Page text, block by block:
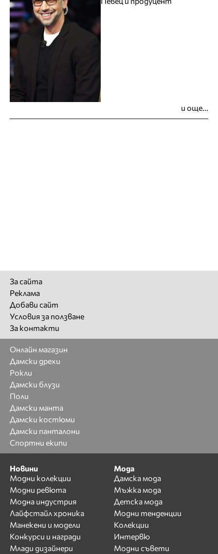
и още...
За сайта
Реклама
Добави сайт
Условия за ползване
За контакти
Онлайн магазин
Дамски дрехи
Рокли
Дамски блузи
Поли
Дамски манта
Дамски костюми
Дамски панталони
Спортни екипи
Новини
Модни колекции
Модни ревюта
Модна индустрия
Лайфстайл хроника
Манекени и модели
Конкурси и награди
Млади дизайнери
Мода
Дамска мода
Мъжка мода
Детска мода
Модни тенденции
Колекции
Интервю
Модни съвети